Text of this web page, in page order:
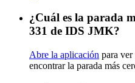
¿Cuál es la parada
331 de IDS JMK?
Abre la aplicación para
encontrar la parada más